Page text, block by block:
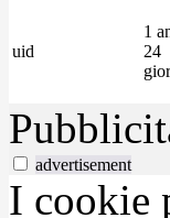
uid
1
24
advertisement
I cookie